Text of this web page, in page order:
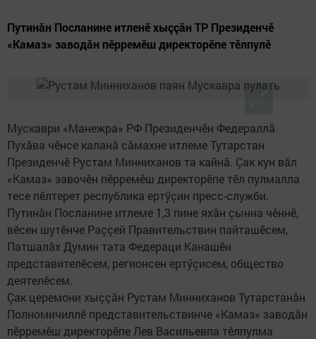
Путинăн Посланине итленӗ хыççăн ТР Президенчӗ
«Камаз» заводăн пӗрремӗш директорӗпе тӗлпулӗ
Мускаври «Манежра» РФ Президенчӗн Федераллă
Пухăва чӗнсе каланă сăмахне итлеме Тутарстан
Президенчӗ Рустам Минниханов та кайнă. Çак кун вăл
«Камаз» завочӗн пӗрремӗш директорӗпе тӗл пулмалла
тесе пӗлтерет республика ертӳçин пресс-служби.
Путинăн Посланине итлеме 1,3 пине яхăн çынна чӗннӗ,
вӗсен шутӗнче Раççей Правительствин пайташӗсем,
Патшалăх Думин тата Федераци Канашӗн
представителӗсем, регионсен ертӳçисем, общество
деятелӗсем.
Çак церемони хыççăн Рустам Минниханов Тутарстанăн
Полномичиллӗ представительствинче «Камаз» заводăн
пӗрремӗш директорӗпе Лев Васильевпа тӗлпулма